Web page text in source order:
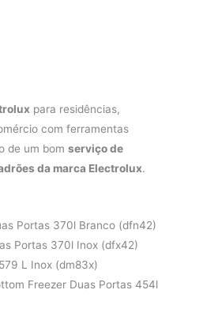
para residências,
com ferramentas
de um bomserviço de
da marca Electrolux.
Portas 370l Branco (dfn42)
Portas 370l Inox (dfx42)
L Inox (dm83x)
Freezer Duas Portas 454l